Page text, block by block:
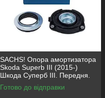
SACHS! Опора амортизатора
Skoda Superb III (2015-)
Шкода Суперб III. Передня.
803024 , KB657.27 ,
VKDA35167
Готово до відправки